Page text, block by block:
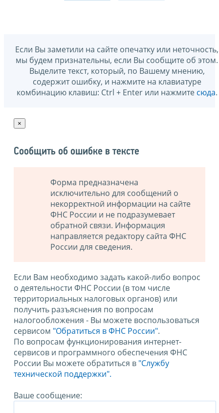
Если Вы заметили на сайте опечатку или неточность,
мы будем признательны, если Вы сообщите об этом.
Выделите текст, который, по Вашему мнению,
содержит ошибку, и нажмите на клавиатуре
комбинацию клавиш: Ctrl + Enter или нажмите сюда.
×
Сообщить об ошибке в тексте
Форма предназначена
исключительно для сообщений о
некорректной информации на сайте
ФНС России и не подразумевает
обратной связи. Информация
направляется редактору сайта ФНС
России для сведения.
Если Вам необходимо задать какой-либо вопрос
о деятельности ФНС России (в том числе
территориальных налоговых органов) или
получить разъяснения по вопросам
налогообложения - Вы можете воспользоваться
сервисом "Обратиться в ФНС России".
По вопросам функционирования интернет-
сервисов и программного обеспечения ФНС
России Вы можете обратиться в "Службу
технической поддержки".
Ваше сообщение: